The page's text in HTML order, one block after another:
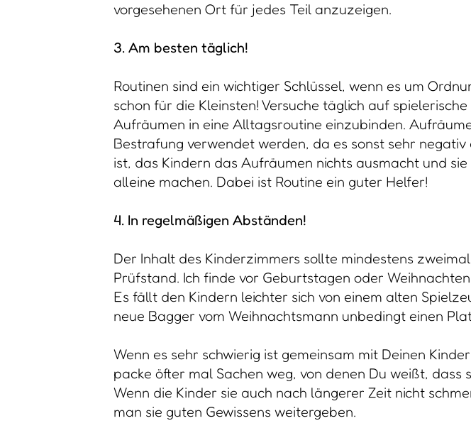
vorgesehenen Ort für jedes Teil anzuzeigen.
3. Am besten täglich!
Routinen sind ein wichtiger Schlüssel, wenn es um
schon für die Kleinsten! Versuche täglich auf
Aufräumen in eine Alltagsroutine einzubinden.
Bestrafung verwendet werden, da es sonst sehr negativ
ist, das Kindern das Aufräumen nichts ausmacht und
alleine machen. Dabei ist Routine ein guter Helfer!
4. In regelmäßigen Abständen!
Der Inhalt des Kinderzimmers sollte mindestens
Prüfstand. Ich finde vor Geburtstagen oder
Es fällt den Kindern leichter sich von einem alten
neue Bagger vom Weihnachtsmann unbedingt einen
Wenn es sehr schwierig ist gemeinsam mit Deinen
packe öfter mal Sachen weg, von denen Du weißt, dass
Wenn die Kinder sie auch nach längerer Zeit nicht
man sie guten Gewissens weitergeben.